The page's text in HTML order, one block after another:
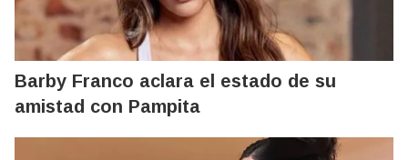
Barby Franco aclara el estado de su
amistad con Pampita